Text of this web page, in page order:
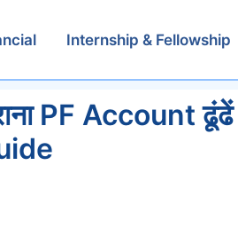
Internship & Fellowship
PF Account ढूंढें